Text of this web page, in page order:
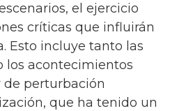
el ejercicio
críticas que influirán
Esto incluye tanto las
los acontecimientos
de perturbación
que ha tenido un